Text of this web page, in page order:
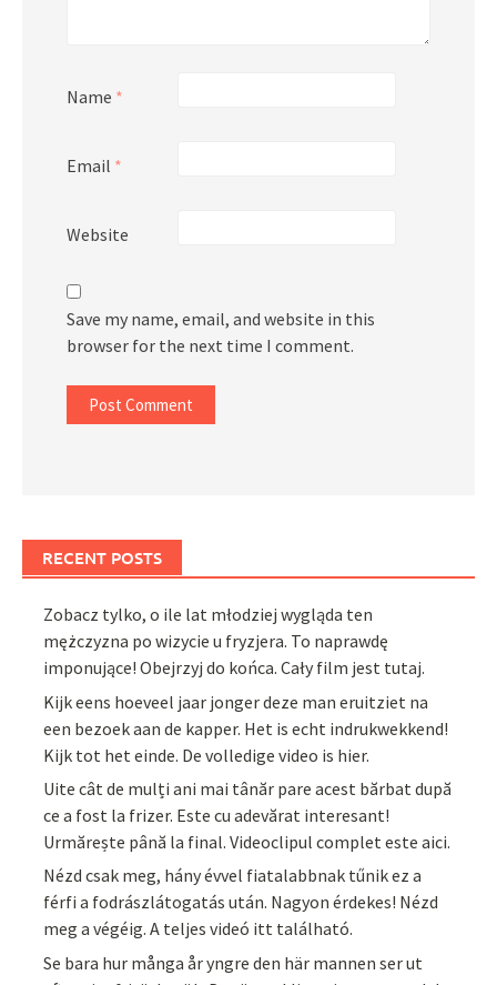
Name *
Email *
Website
Save my name, email, and website in this
browser for the next time I comment.
RECENT POSTS
Zobacz tylko, o ile lat młodziej wygląda ten
mężczyzna po wizycie u fryzjera. To naprawdę
imponujące! Obejrzyj do końca. Cały film jest tutaj.
Kijk eens hoeveel jaar jonger deze man eruitziet na
een bezoek aan de kapper. Het is echt indrukwekkend!
Kijk tot het einde. De volledige video is hier.
Uite cât de mulți ani mai tânăr pare acest bărbat după
ce a fost la frizer. Este cu adevărat interesant!
Urmărește până la final. Videoclipul complet este aici.
Nézd csak meg, hány évvel fiatalabbnak tűnik ez a
férfi a fodrászlátogatás után. Nagyon érdekes! Nézd
meg a végéig. A teljes videó itt található.
Se bara hur många år yngre den här mannen ser ut